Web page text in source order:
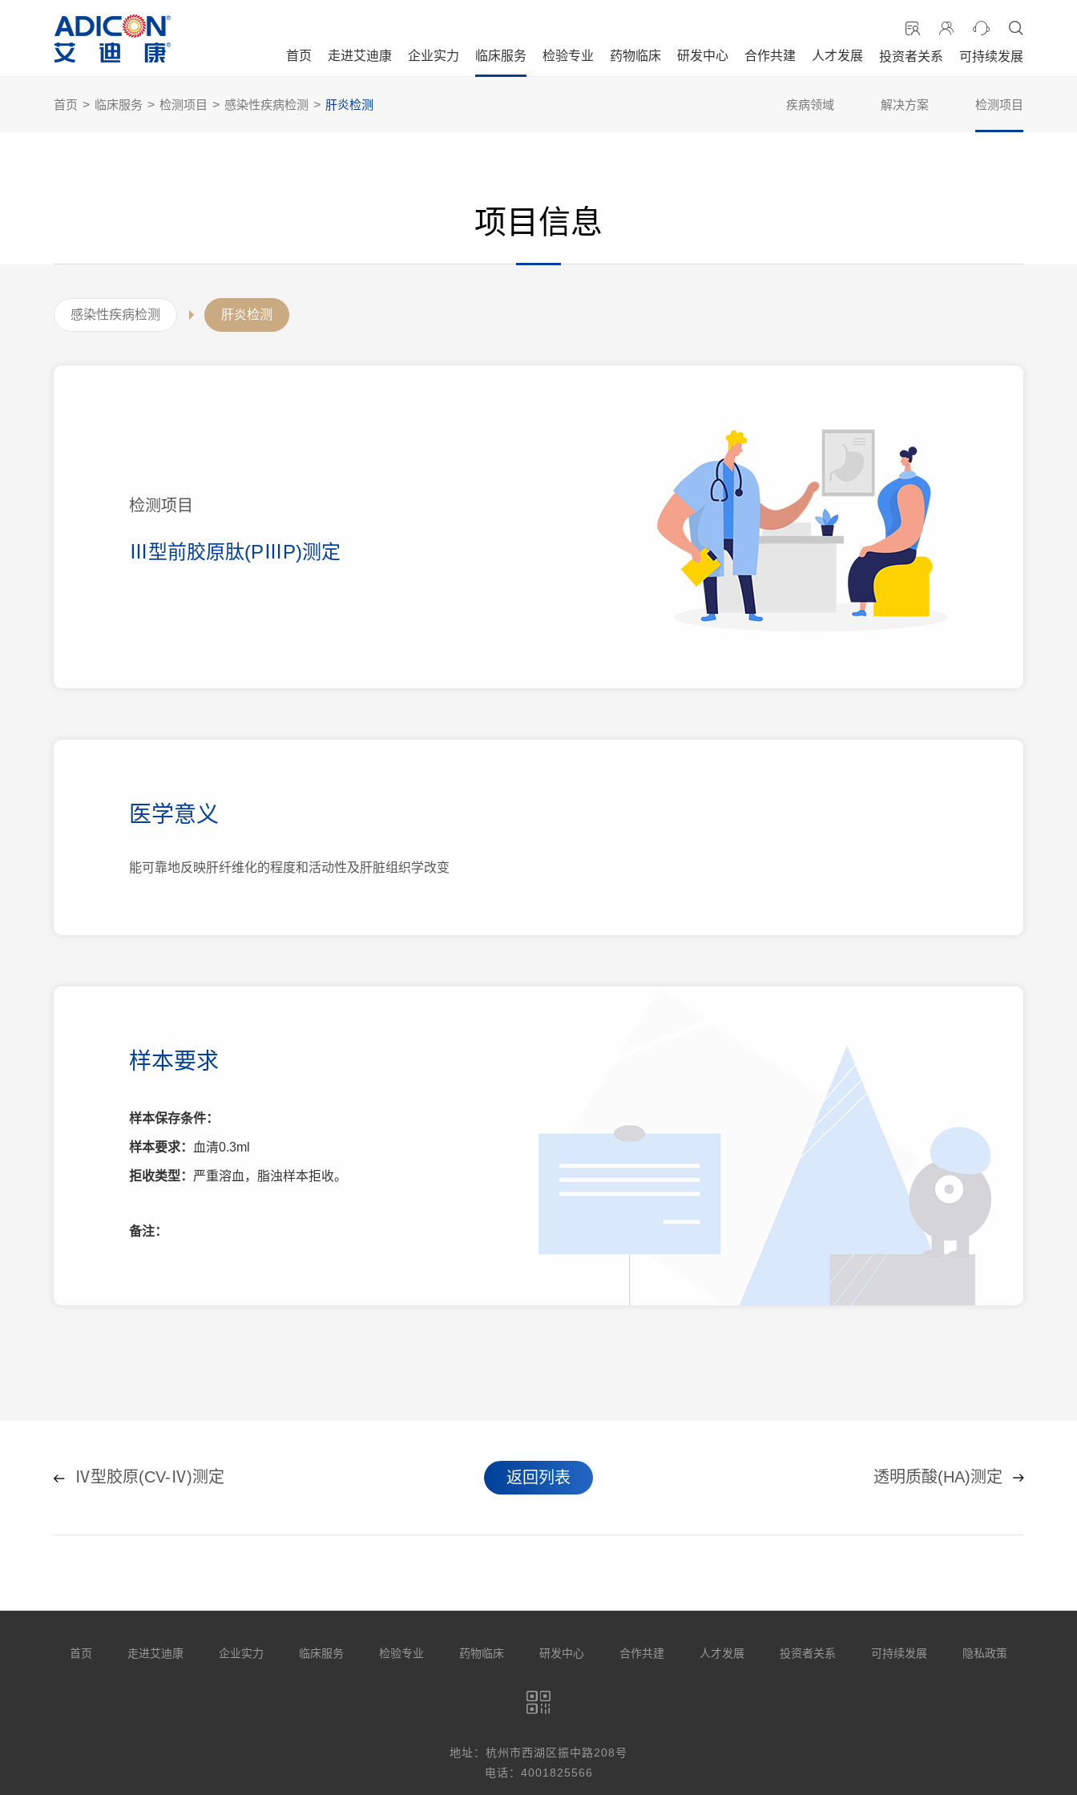
首页 走进艾迪康 企业实力 临床服务 检验专业 药物临床 研发中心 合作共建 人才发展 投资者关系 可持续发展
首页 > 临床服务 > 检测项目 > 感染性疾病检测 > 肝炎检测 疾病领域 解决方案 检测项目
项目信息
感染性疾病检测 肝炎检测
检测项目
Ⅲ型前胶原肽(PⅢP)测定
医学意义
能可靠地反映肝纤维化的程度和活动性及肝脏组织学改变
样本要求
样本保存条件：
样本要求： 血清0.3ml
拒收类型： 严重溶血，脂浊样本拒收。
备注：
Ⅳ型胶原(CV-Ⅳ)测定 返回列表 透明质酸(HA)测定
首页 走进艾迪康 企业实力 临床服务 检验专业 药物临床 研发中心 合作共建 人才发展 投资者关系 可持续发展 隐私政策
地址：杭州市西湖区振中路208号
电话：4001825566